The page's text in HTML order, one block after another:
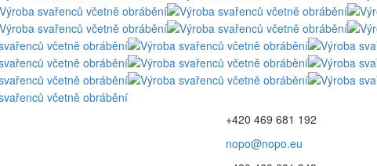
+420 469 681 192
nopo@nopo.eu